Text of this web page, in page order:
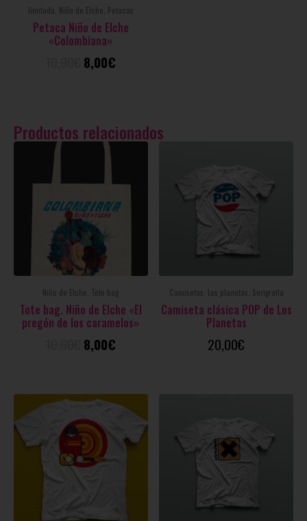
limitada, Niño de Elche, Petacas
Petaca Niño de Elche
«Colombiana»
8,00€
Productos relacionados
Niño de Elche, Tote bag
Tote bag. Niño de Elche «El
pregón de los caramelos»
8,00€
Camisetas, Los planetas, Serigrafía
Camiseta clásica POP de Los
Planetas
20,00€